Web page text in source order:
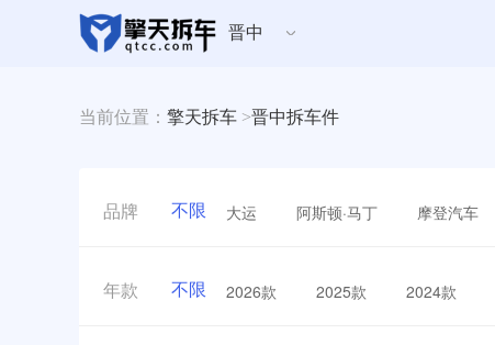
晋中
当前位置： 擎天拆车 >晋中拆车件
品牌 不限 大运 阿斯顿·马丁 摩登汽车
年款 不限 2026款 2025款 2024款